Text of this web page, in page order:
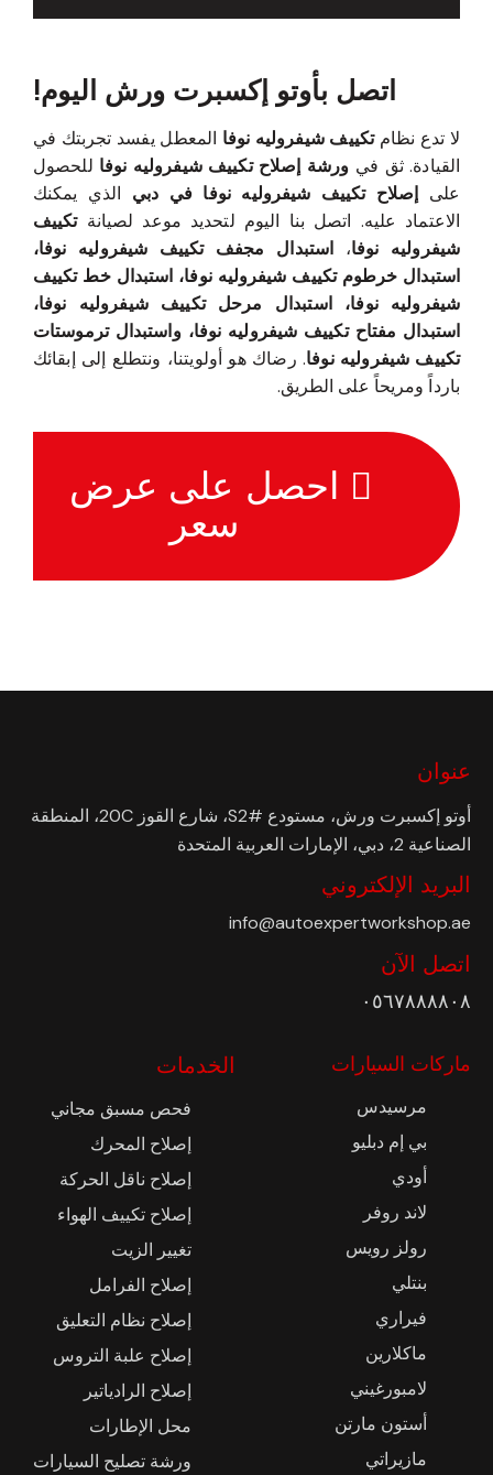
اتصل بأوتو إكسبرت ورش اليوم!
لا تدع نظامتكييف شيفروليه نوفا المعطل يفسد تجربتك في
القيادة. ثق في ورشة إصلاح تكييف شيفروليه نوفا للحصول
على إصلاح تكييف شيفروليه نوفا في دبي الذي يمكنك
الاعتماد عليه. اتصل بنا اليوم لتحديد موعد لصيانةتكييف
شيفروليه نوفا، استبدال مجفف تكييف شيفروليه نوفا،
استبدال خرطوم تكييف شيفروليه نوفا، استبدال خط تكييف
شيفروليه نوفا، استبدال مرحل تكييف شيفروليه نوفا،
استبدال مفتاح تكييف شيفروليه نوفا، واستبدال ترموستات
تكييف شيفروليه نوفا. رضاك هو أولويتنا، ونتطلع إلى إبقائك
بارداً ومريحاً على الطريق.
احصل على عرض
سعر
عنوان
أوتو إكسبرت ورش، مستودع #S2، شارع القوز 20C، المنطقة
الصناعية 2، دبي، الإمارات العربية المتحدة
البريد الإلكتروني
info@autoexpertworkshop.ae
اتصل الآن
٠٥٦٧٨٨٨٨٠٨
ماركات السيارات
مرسيدس
بي إم دبليو
أودي
لاند روفر
رولز رويس
بنتلي
فيراري
ماكلارين
لامبورغيني
أستون مارتن
مازيراتي
الخدمات
فحص مسبق مجاني
إصلاح المحرك
إصلاح ناقل الحركة
إصلاح تكييف الهواء
تغيير الزيت
إصلاح الفرامل
إصلاح نظام التعليق
إصلاح علبة التروس
إصلاح الرادياتير
محل الإطارات
ورشة تصليح السيارات